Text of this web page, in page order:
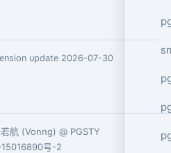
update 2026-07-30
航 (Vonng) @ PGSTY
15016890号-2